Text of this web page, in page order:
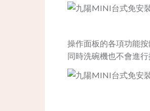
操作面板的各項功能
同時洗碗機也不會進